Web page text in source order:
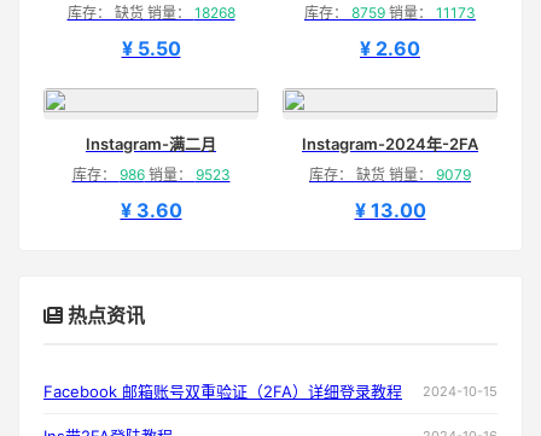
库存： 缺货 销量： 18268
¥ 5.50
库存： 8759 销量： 11173
¥ 2.60
Instagram-满二月
库存： 986销量： 9523
¥ 3.60
Instagram-2024年-2FA
库存： 缺货 销量： 9079
¥ 13.00
热点资讯
Facebook 邮箱账号双重验证（2FA）详细登录教程 2024-10-15